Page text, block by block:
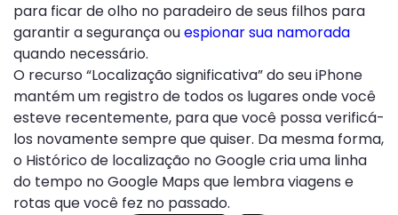
para ficar de olho no paradeiro de seus filhos para
garantir a segurança ouespionar sua namorada
quando necessário.
O recurso “Localização significativa” do seu iPhone
mantém um registro de todos os lugares onde você
esteve recentemente, para que você possa verificá-
los novamente sempre que quiser. Da mesma forma,
o Histórico de localização no Google cria uma linha
do tempo no Google Maps que lembra viagens e
rotas que você fez no passado.